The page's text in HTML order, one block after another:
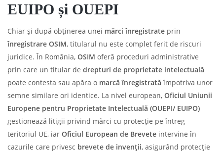
EUIPO și OUEPI
Chiar și după obținerea unei mărci înregistrate prin
înregistrare OSIM, titularul nu este complet ferit de riscuri
juridice. În România, OSIM oferă proceduri administrative
prin care un titular de drepturi de proprietate intelectuală
poate contesta sau apăra o marcă înregistrată împotriva unor
semne similare ori identice. La nivel european, Oficiul Uniunii
Europene pentru Proprietate Intelectuală (OUEPI/ EUIPO)
gestionează litigii privind mărci cu protecție pe întreg
teritoriul UE, iar Oficiul European de Brevete intervine în
cazurile care privesc brevete de invenții, asigurând protecție